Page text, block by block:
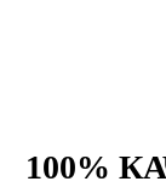
100%